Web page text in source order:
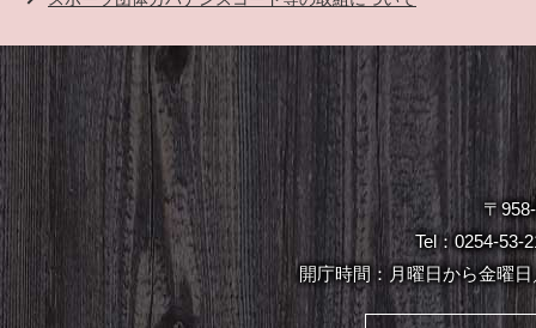
〒
Tel：0254-53-
開庁時間：月曜日から金曜